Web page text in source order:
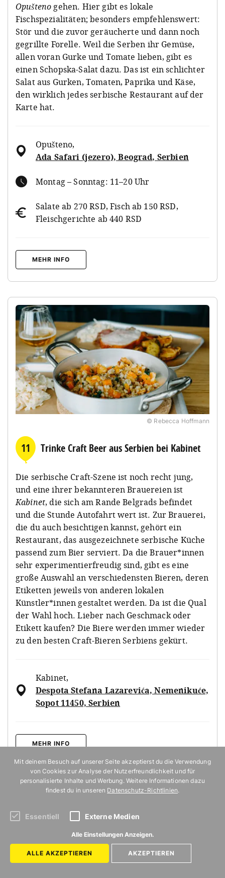
Opušteno gehen. Hier gibt es lokale
Fischspezialitäten; besonders empfehlenswert:
Stör und die zuvor geräucherte und dann noch
gegrillte Forelle. Weil die Serben ihr Gemüse,
allen voran Gurke und Tomate lieben, gibt es
einen Schopska-Salat dazu. Das ist ein schlichter
Salat aus Gurken, Tomaten, Paprika und Käse,
den wirklich jedes serbische Restaurant auf der
Karte hat.
Opušteno,
Ada Safari (jezero), Beograd, Serbien
Montag – Sonntag: 11–20 Uhr
Salate ab 270 RSD, Fisch ab 150 RSD,
Fleischgerichte ab 440 RSD
MEHR INFO
© Rebecca Hoffmann
11 Trinke Craft Beer aus Serbien bei Kabinet
Die serbische Craft-Szene ist noch recht jung,
und eine ihrer bekannteren Brauereien ist
Kabinet, die sich am Rande Belgrads befindet
und die Stunde Autofahrt wert ist. Zur Brauerei,
die du auch besichtigen kannst, gehört ein
Restaurant, das ausgezeichnete serbische Küche
passend zum Bier serviert. Da die Brauer*innen
sehr experimentierfreudig sind, gibt es eine
große Auswahl an verschiedensten Bieren, deren
Etiketten jeweils von anderen lokalen
Künstler*innen gestaltet werden. Da ist die Qual
der Wahl hoch. Lieber nach Geschmack oder
Etikett kaufen? Die Biere werden immer wieder
zu den besten Craft-Bieren Serbiens gekürt.
Kabinet,
Despota Stefana Lazarevića, Nemenikuće,
Sopot 11450, Serbien
MEHR INFO
DIESE ARTIKEL KÖNNTEN DICH
INTERESSIEREN
Mit deinem Besuch auf unserer Seite akzeptierst du die Verwendung
von Cookies zur Analyse der Nutzerfreundlichkeit und für
personalisierte Inhalte und Werbung. Weitere Informationen dazu
findest du in unseren Datenschutz-Richtlinien.
Essentiell Externe Medien
Alle Einstellungen Anzeigen.
ALLE AKZEPTIEREN AKZEPTIEREN